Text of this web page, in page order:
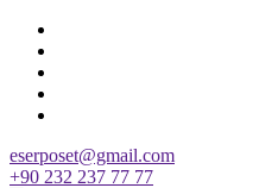
Skip
content
eserposet@gmail.com
+90 232 237 77 77